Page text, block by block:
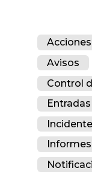
Avisos
Control